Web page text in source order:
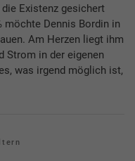
Existenz gesichert
möchte Dennis Bordin in
Am Herzen liegt ihm
Strom in der eigenen
was irgend möglich ist,